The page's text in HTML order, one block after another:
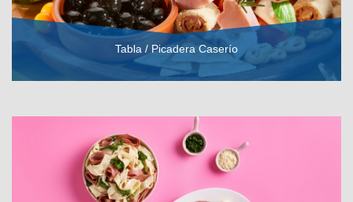
Tabla / Picadera Caserío